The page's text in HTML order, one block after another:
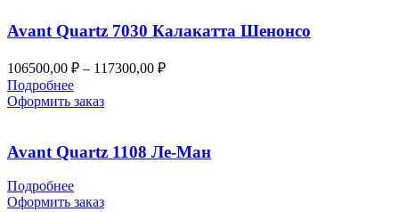
Avant Quartz 7030 Калакатта Шенонсо
106500,00 ₽ – 117300,00 ₽Диапазон
Подробнее
Оформить заказ
Avant Quartz 1108 Ле-Ман
Подробнее
Оформить заказ